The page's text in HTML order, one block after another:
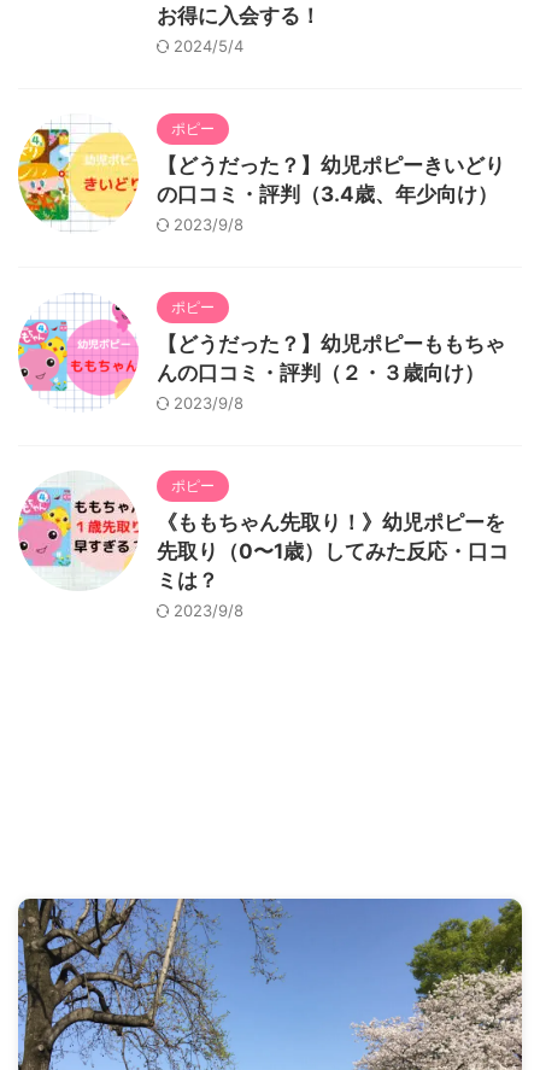
お得に入会する！
2024/5/4
ポピー
【どうだった？】幼児ポピーきいどり
の口コミ・評判（3.4歳、年少向け）
2023/9/8
ポピー
【どうだった？】幼児ポピーももちゃ
んの口コミ・評判（２・３歳向け）
2023/9/8
ポピー
《ももちゃん先取り！》幼児ポピーを
先取り（0〜1歳）してみた反応・口コ
ミは？
2023/9/8